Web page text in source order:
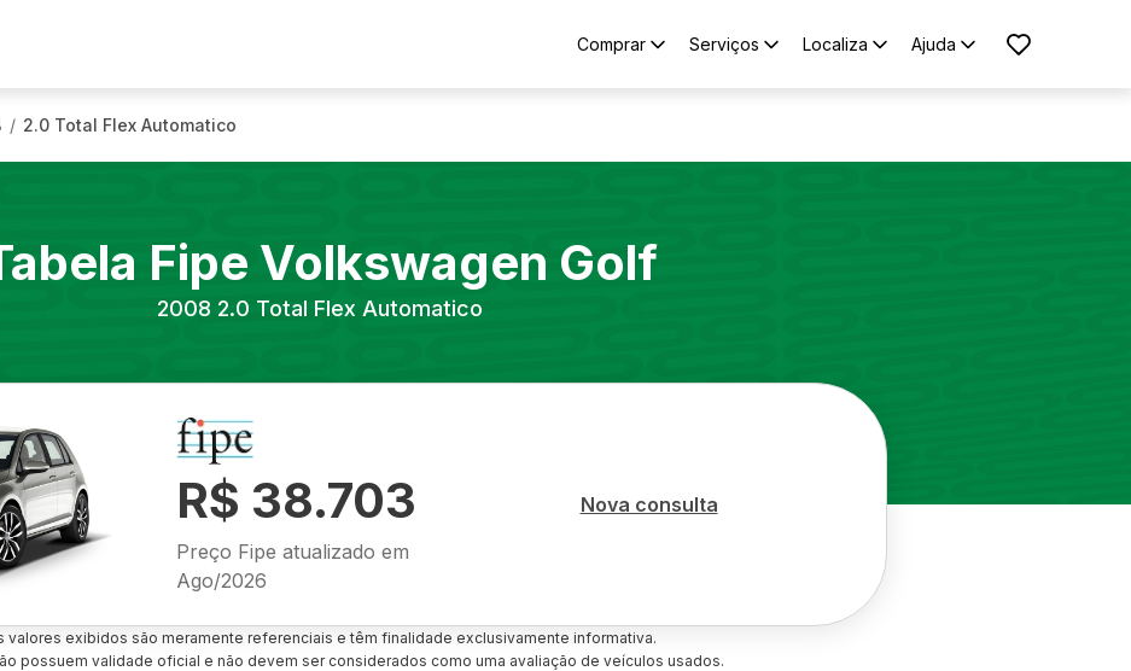
Comprar Serviços Localiza Ajuda
/ 2.0 Total Flex Automatico
Fipe Volkswagen Golf
2008 2.0 Total Flex Automatico
R$ 38.703
Preço Fipe atualizado em
Ago/2026
Nova consulta
valores exibidos são meramente referenciais e têm finalidade exclusivamente informativa.
possuem validade oficial e não devem ser considerados como uma avaliação de veículos usados.